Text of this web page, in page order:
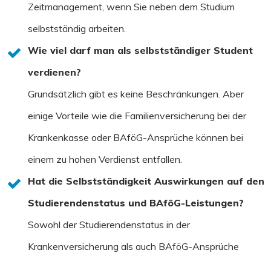
Zeitmanagement, wenn Sie neben dem Studium
selbstständig arbeiten.
Wie viel darf man als selbstständiger Student
verdienen?
Grundsätzlich gibt es keine Beschränkungen. Aber
einige Vorteile wie die Familienversicherung bei der
Krankenkasse oder BAföG-Ansprüche können bei
einem zu hohen Verdienst entfallen.
Hat die Selbstständigkeit Auswirkungen auf den
Studierendenstatus und BAföG-Leistungen?
Sowohl der Studierendenstatus in der
Krankenversicherung als auch BAföG-Ansprüche